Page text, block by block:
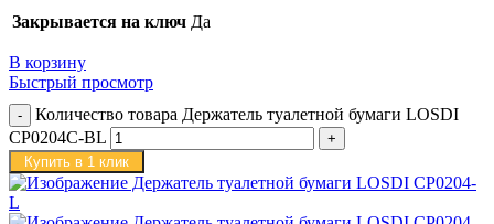
Закрывается на ключ Да
В корзину
Быстрый просмотр
Количество товара Держатель туалетной бумаги LOSDI
CP0204C-BL
Купить в 1 клик